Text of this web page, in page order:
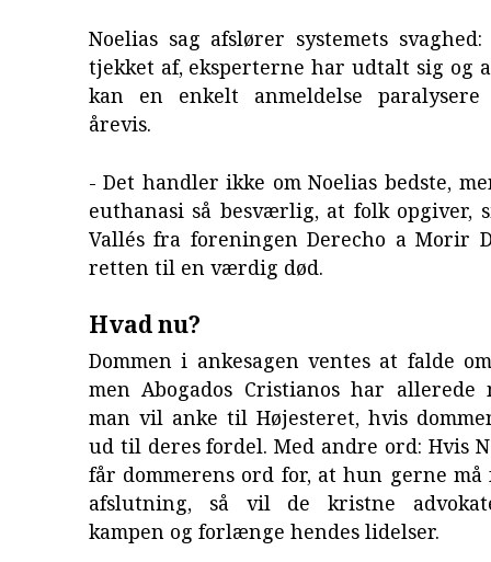
Noelias sag afslører systemets
tjekket af, eksperterne har udtalt sig og
kan en enkelt anmeldelse paralysere
årevis.
- Det handler ikke om Noelias bedste,
euthanasi så besværlig, at folk opgiver,
Vallés fra foreningen Derecho a Morir
retten til en værdig død.
Hvad nu?
Dommen i ankesagen ventes at falde
men Abogados Cristianos har
man vil anke til Højesteret, hvis
ud til deres fordel. Med andre ord: Hvis
får dommerens ord for, at hun gerne
afslutning, så vil de kristne
kampen og forlænge hendes lidelser.